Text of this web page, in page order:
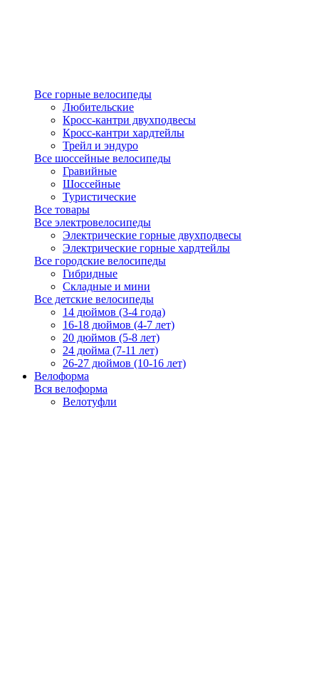
Все горные велосипеды
Любительские
Кросс-кантри двухподвесы
Кросс-кантри хардтейлы
Трейл и эндуро
Все шоссейные велосипеды
Гравийные
Шоссейные
Туристические
Все товары
Все электровелосипеды
Электрические горные двухподвесы
Электрические горные хардтейлы
Все городские велосипеды
Гибридные
Складные и мини
Все детские велосипеды
14 дюймов (3-4 года)
16-18 дюймов (4-7 лет)
20 дюймов (5-8 лет)
24 дюйма (7-11 лет)
26-27 дюймов (10-16 лет)
Велоформа
Вся велоформа
Велотуфли